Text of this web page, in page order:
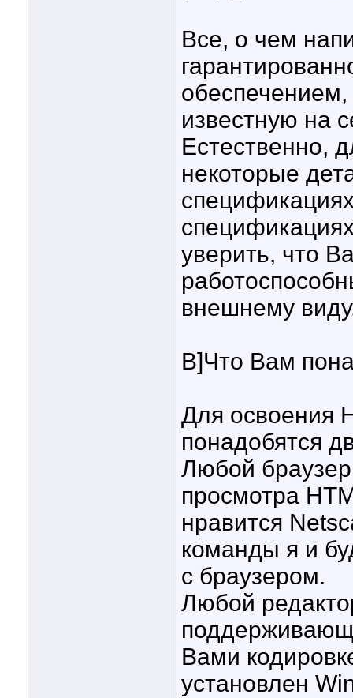
Все, о чем
известную на
Естественно,
некоторые
уверить, что
внешнему
B]Что Вам
Для освоения
понадобятся
Любой
просмотра
нравится
команды я и
с браузером.
Любой
Вами
установлен